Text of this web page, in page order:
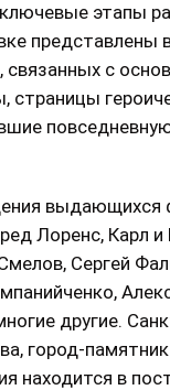
этапы
представлены
с
выдающихся
Лоренс, Карл и
Сергей
другие.
город-
находится в